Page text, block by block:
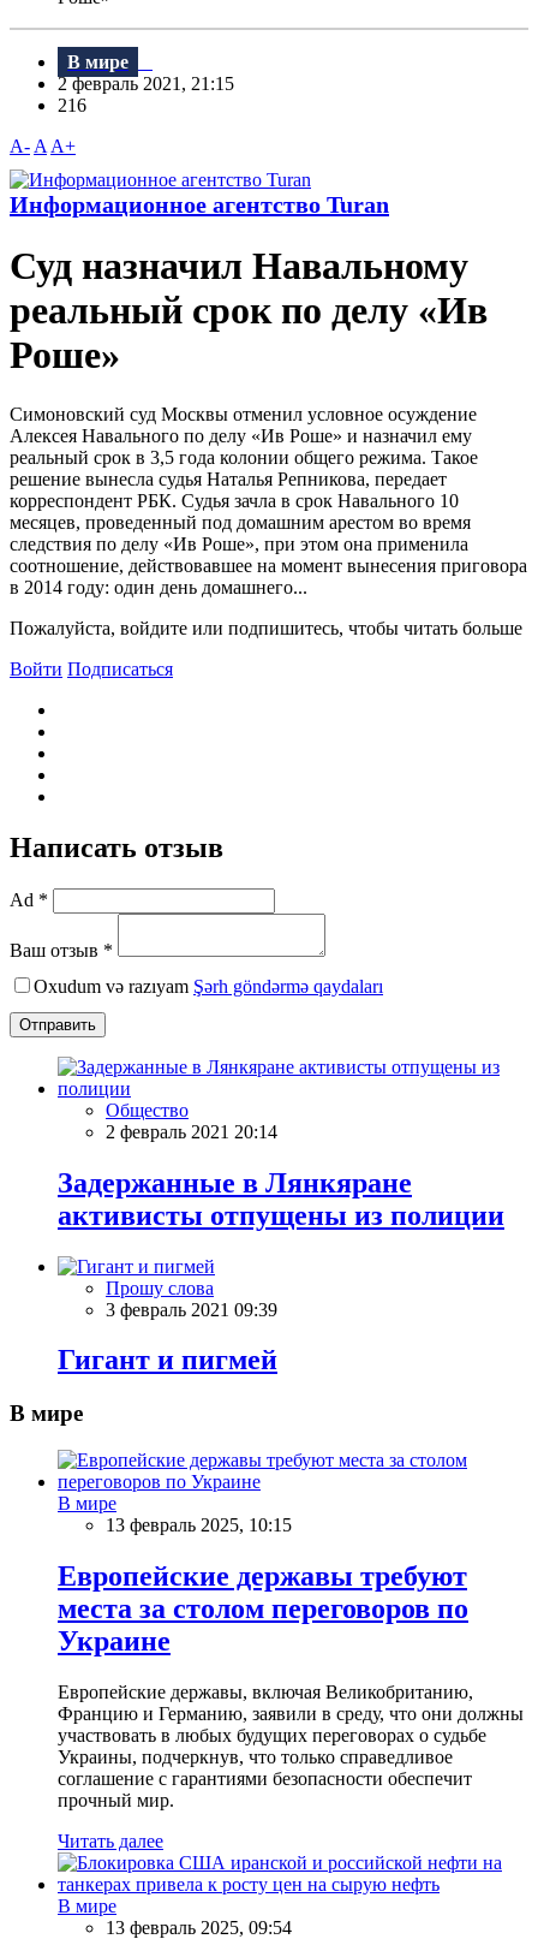
В мире
2 февраль 2021, 21:15
216
A- A A+
Информационное агентство Turan
Суд назначил Навальному
реальный срок по делу «Ив
Роше»
Симоновский суд Москвы отменил условное осуждение
Алексея Навального по делу «Ив Роше» и назначил ему
реальный срок в 3,5 года колонии общего режима. Такое
решение вынесла судья Наталья Репникова, передает
корреспондент РБК. Судья зачла в срок Навального 10
месяцев, проведенный под домашним арестом во время
следствия по делу «Ив Роше», при этом она применила
соотношение, действовавшее на момент вынесения приговора
в 2014 году: один день домашнего...
Пожалуйста, войдите или подпишитесь, чтобы читать больше
Войти Подписаться
Написать отзыв
Ad *
Ваш отзыв *
Oxudum və razıyam Şərh göndərmə qaydaları
Отправить
Общество
2 февраль 2021 20:14
Задержанные в Лянкяране
активисты отпущены из полиции
Прошу слова
3 февраль 2021 09:39
Гигант и пигмей
В мире
В мире
13 февраль 2025, 10:15
Европейские державы требуют
места за столом переговоров по
Украине
Европейские державы, включая Великобританию,
Францию и Германию, заявили в среду, что они должны
участвовать в любых будущих переговорах о судьбе
Украины, подчеркнув, что только справедливое
соглашение с гарантиями безопасности обеспечит
прочный мир.
Читать далее
В мире
13 февраль 2025, 09:54